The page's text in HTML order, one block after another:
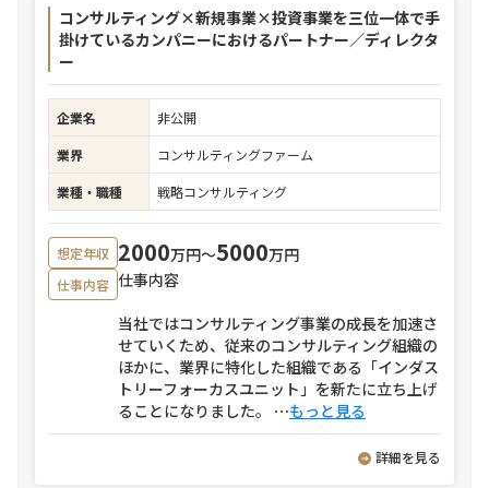
コンサルティング×新規事業×投資事業を三位一体で手
掛けているカンパニーにおけるパートナー／ディレクタ
ー
企業名
非公開
業界
コンサルティングファーム
業種・職種
戦略コンサルティング
想定年収 2000万円〜5000万円
仕事内容 仕事内容
当社ではコンサルティング事業の成長を加速さ
せていくため、従来のコンサルティング組織の
ほかに、業界に特化した組織である「インダス
トリーフォーカスユニット」を新たに立ち上げ
ることになりました。 ⋯もっと見る
詳細を見る